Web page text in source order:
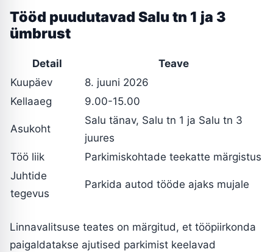
Tööd puudutavad Salu tn 1 ja 3
ümbrust
Detail
Teave
Kuupäev
8. juuni 2026
Kellaaeg
9.00-15.00
Asukoht
Salu tänav, Salu tn 1 ja Salu tn 3
juures
Töö liik
Parkimiskohtade teekatte märgistus
Juhtide
tegevus
Parkida autod tööde ajaks mujale
Linnavalitsuse teates on märgitud, et tööpiirkonda
paigaldatakse ajutised parkimist keelavad